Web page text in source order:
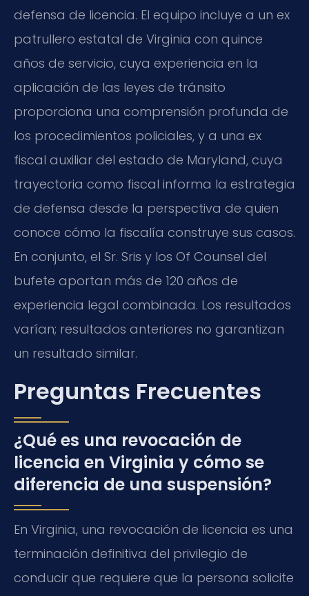
defensa de licencia. El equipo incluye a un ex
patrullero estatal de Virginia con quince
años de servicio, cuya experiencia en la
aplicación de las leyes de tránsito
proporciona una comprensión profunda de
los procedimientos policiales, y a una ex
fiscal auxiliar del estado de Maryland, cuya
trayectoria como fiscal informa la estrategia
de defensa desde la perspectiva de quien
conoce cómo la fiscalía construye sus casos.
En conjunto, el Sr. Sris y los Of Counsel del
bufete aportan más de 120 años de
experiencia legal combinada. Los resultados
varían; resultados anteriores no garantizan
un resultado similar.
Preguntas Frecuentes
¿Qué es una revocación de
licencia en Virginia y cómo se
diferencia de una suspensión?
En Virginia, una revocación de licencia es una
terminación definitiva del privilegio de
conducir que requiere que la persona solicite